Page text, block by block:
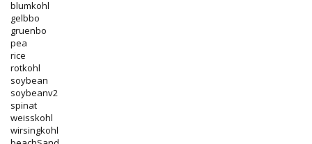
blumkohl
gelbbo
gruenbo
pea
rice
rotkohl
soybean
soybeanv2
spinat
weisskohl
wirsingkohl